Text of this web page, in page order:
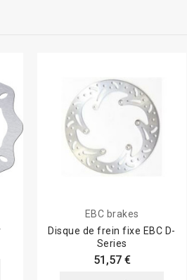
EBC brakes
Disque de frein fixe EBC D-
Series
51,57 €